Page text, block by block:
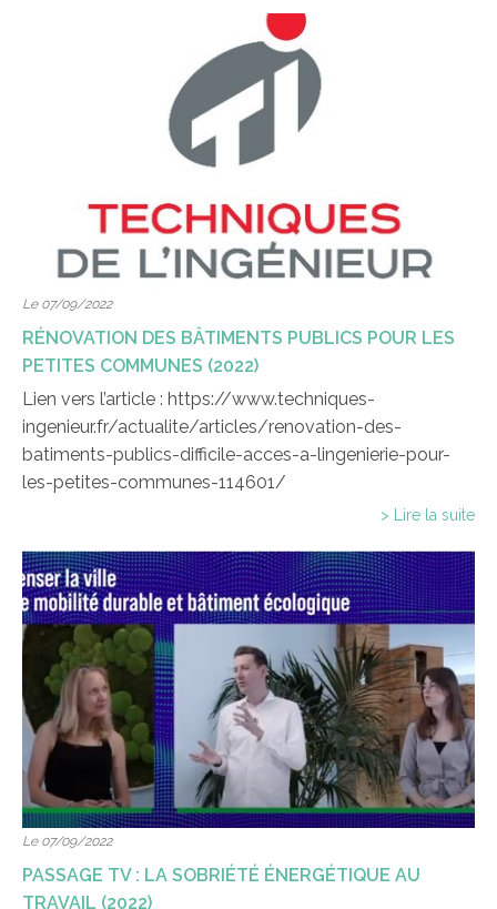
Le 07/09/2022
RÉNOVATION DES BÂTIMENTS PUBLICS POUR LES
PETITES COMMUNES (2022)
Lien vers l’article : https://www.techniques-
ingenieur.fr/actualite/articles/renovation-des-
batiments-publics-difficile-acces-a-lingenierie-pour-
les-petites-communes-114601/
> Lire la suite
Le 07/09/2022
PASSAGE TV : LA SOBRIÉTÉ ÉNERGÉTIQUE AU
TRAVAIL (2022)